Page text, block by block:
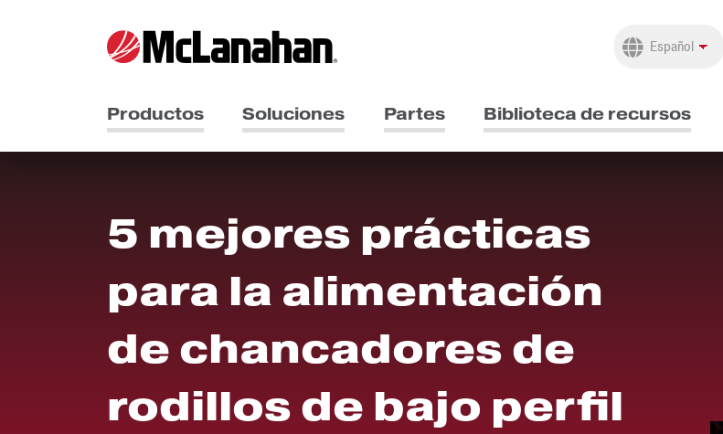
Productos Soluciones Partes Biblioteca de recursos
5 mejores prácticas
para la alimentación
de chancadores de
rodillos de bajo perfil